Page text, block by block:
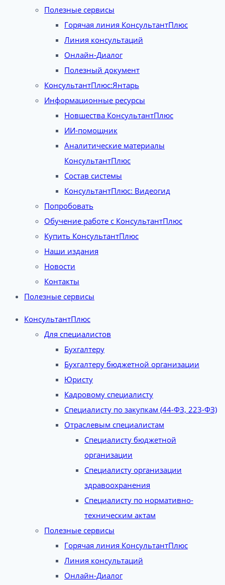
Полезные сервисы
Горячая линия КонсультантПлюс
Линия консультаций
Онлайн-Диалог
Полезный документ
КонсультантПлюс:Янтарь
Информационные ресурсы
Новшества КонсультантПлюс
ИИ-помощник
Аналитические материалы
КонсультантПлюс
Состав системы
КонсультантПлюс: Видеогид
Попробовать
Обучение работе с КонсультантПлюс
Купить КонсультантПлюс
Наши издания
Новости
Контакты
Полезные сервисы
КонсультантПлюс
Для специалистов
Бухгалтеру
Бухгалтеру бюджетной организации
Юристу
Кадровому специалисту
Специалисту по закупкам (44-ФЗ, 223-ФЗ)
Отраслевым специалистам
Специалисту бюджетной
организации
Специалисту организации
здравоохранения
Специалисту по нормативно-
техническим актам
Полезные сервисы
Горячая линия КонсультантПлюс
Линия консультаций
Онлайн-Диалог